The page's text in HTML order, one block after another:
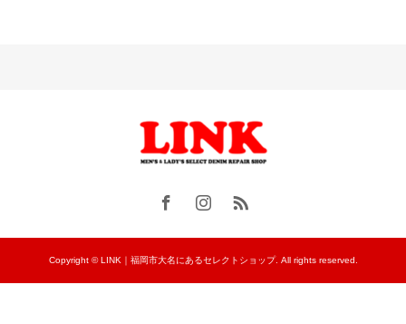
Copyright © LINK｜福岡市大名にあるセレクトショップ. All rights reserved.